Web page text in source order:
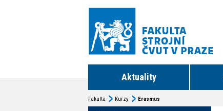
Aktuality
Fakulta Kurzy Erasmus